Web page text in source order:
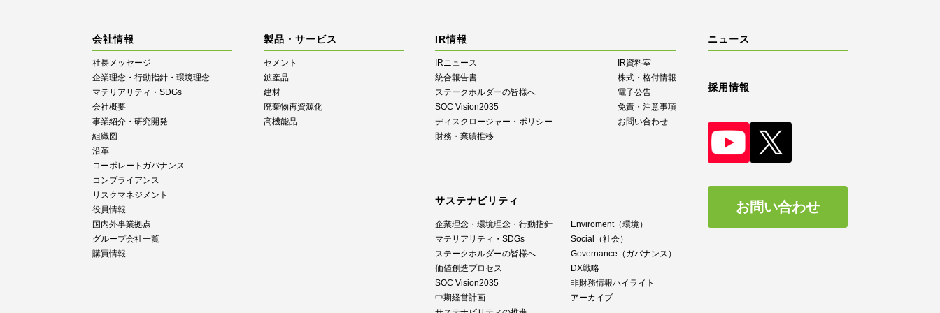
会社情報
社長メッセージ
企業理念・行動指針・環境理念
マテリアリティ・SDGs
会社概要
事業紹介・研究開発
組織図
沿革
コーポレートガバナンス
コンプライアンス
リスクマネジメント
役員情報
国内外事業拠点
グループ会社一覧
購買情報
製品・サービス
セメント
鉱産品
建材
廃棄物再資源化
高機能品
IR情報
IRニュース
統合報告書
ステークホルダーの皆様へ
SOC Vision2035
ディスクロージャー・ポリシー
財務・業績推移
IR資料室
株式・格付情報
電子公告
免責・注意事項
お問い合わせ
サステナビリティ
企業理念・環境理念・行動指針
マテリアリティ・SDGs
ステークホルダーの皆様へ
価値創造プロセス
SOC Vision2035
中期経営計画
Enviroment（環境）
Social（社会）
Governance（ガバナンス）
DX戦略
⾮財務情報ハイライト
アーカイブ
ニュース
採用情報
お問い合わせ